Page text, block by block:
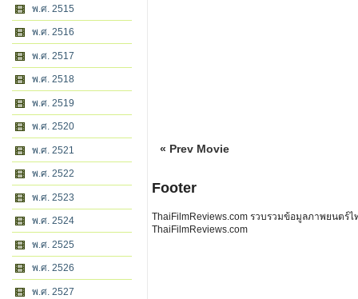
พ.ศ. 2515
พ.ศ. 2516
พ.ศ. 2517
พ.ศ. 2518
พ.ศ. 2519
พ.ศ. 2520
พ.ศ. 2521
พ.ศ. 2522
พ.ศ. 2523
พ.ศ. 2524
พ.ศ. 2525
พ.ศ. 2526
พ.ศ. 2527
« Prev Movie
Footer
ThaiFilmReviews.com รวบรวมข้อมูลภาพยนตร์
ThaiFilmReviews.com